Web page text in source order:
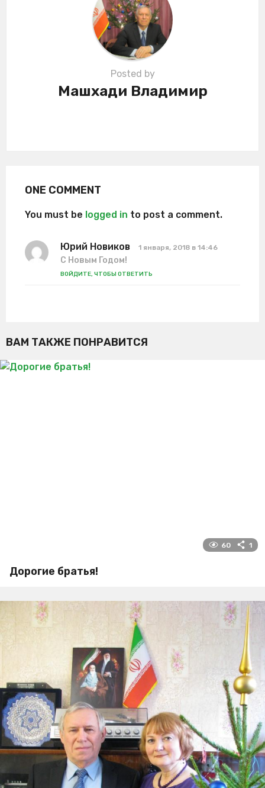
Posted by
Машхади Владимир
ONE COMMENT
You must be logged in to post a comment.
Юрий Новиков 1 января, 2018 в 14:46
С Новым Годом!
ВОЙДИТЕ, ЧТОБЫ ОТВЕТИТЬ
ВАМ ТАКЖЕ ПОНРАВИТСЯ
60 1
Дорогие братья!